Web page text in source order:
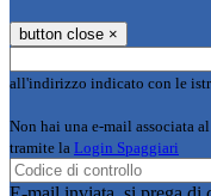
button close ×
all'indirizzo indicato con le
Non hai una e-mail associata
tramite la Login Spaggiari